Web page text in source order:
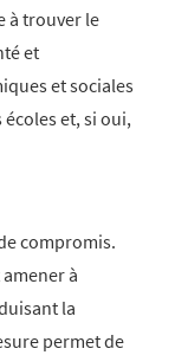
à trouver le
et
et sociales
et, si oui,
compromis.
à
la
permet de